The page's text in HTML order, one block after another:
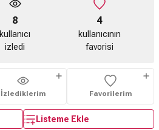
8
kullanıcı
izledi
4
kullanıcının
favorisi
İzlediklerim Favorilerim
Listeme Ekle